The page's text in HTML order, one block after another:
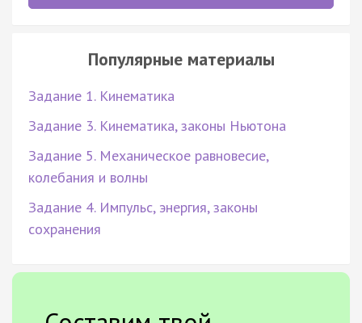
Популярные материалы
Задание 1. Кинематика
Задание 3. Кинематика, законы Ньютона
Задание 5. Механическое равновесие,
колебания и волны
Задание 4. Импульс, энергия, законы
сохранения